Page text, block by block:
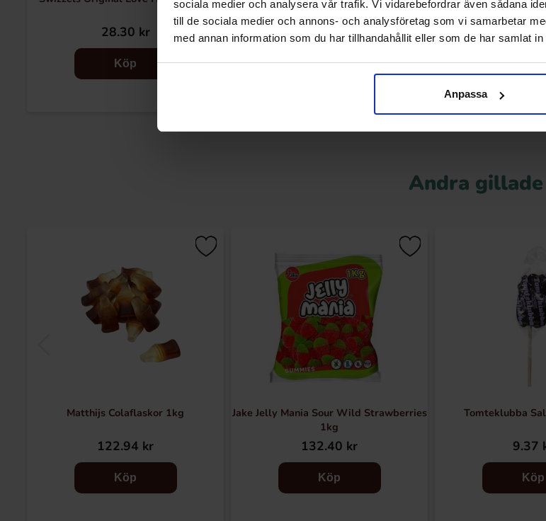
sociala medier och analysera vår trafik. Vi vidarebefordrar även sådana
till de sociala medier och annons- och analysföretag som vi samarbetar
med annan information som du har tillhandahållit eller som de har samlat
Anpassa
28.30 kr
Köp
389.90 kr
Köp
12.21
Köp
Andra gillade
Matthijs Colaflaskor 1kg
122.94 kr
Köp
Jake Jelly Mania Sour Wild Strawberries
1kg
132.40 kr
Köp
Tomteklubba
9.37
Köp